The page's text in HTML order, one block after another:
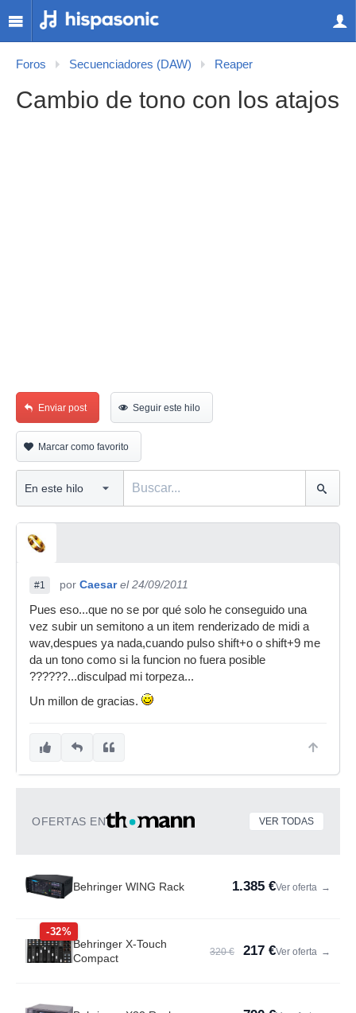
Foros Secuenciadores (DAW) Reaper
Cambio de tono con los atajos
Enviar post Seguir este hilo
Marcar como favorito
#1 por Caesar el 24/09/2011
Pues eso...que no se por qué solo he conseguido una
vez subir un semitono a un item renderizado de midi a
wav,despues ya nada,cuando pulso shift+o o shift+9 me
da un tono como si la funcion no fuera posible
??????...disculpad mi torpeza...
Un millon de gracias.
OFERTAS EN VER TODAS
Behringer WING Rack 1.385 €Ver oferta →
-32%
Behringer X-Touch
Compact
320 € 217 €Ver oferta →